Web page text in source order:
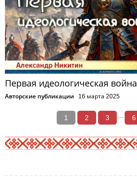
Первая идеологическая война
Авторские публикации 16 марта 2025
1 2 3 ... 6